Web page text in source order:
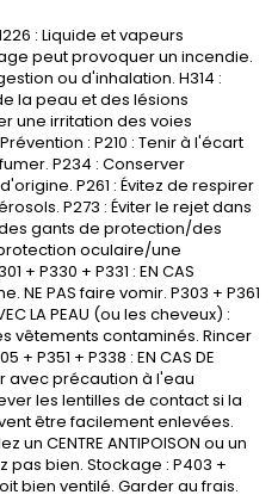
: Liquide et vapeurs
peut provoquer un incendie.
ou d'inhalation. H314 :
la peau et des lésions
une irritation des voies
: P210 : Tenir à l'écart
P234 : Conserver
P261 : Évitez de respirer
P273 : Éviter le rejet dans
gants de protection/des
oculaire/une
+ P330 + P331 : EN CAS
NE PAS faire vomir. P303 + P361
LA PEAU (ou les cheveux) :
vêtements contaminés. Rincer
P351 + P338 : EN CAS DE
avec précaution à l'eau
les lentilles de contact si la
être facilement enlevées.
un CENTRE ANTIPOISON ou un
pas bien. Stockage : P403 +
bien ventilé. Garder au frais.